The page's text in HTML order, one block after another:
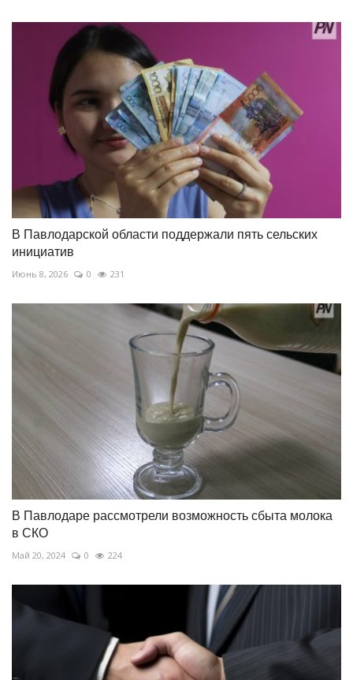
В Павлодарской области поддержали пять сельских
инициатив
Июнь 8, 2026 0 231
В Павлодаре рассмотрели возможность сбыта молока
в СКО
Май 20, 2024 0 224